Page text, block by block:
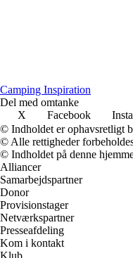
Camping Inspiration
Del med omtanke
X
Facebook
© Indholdet er ophavsretligt
© Alle rettigheder
© Indholdet på denne
Alliancer
Samarbejdspartner
Donor
Provisionstager
Netværkspartner
Presseafdeling
Kom i kontakt
Klub